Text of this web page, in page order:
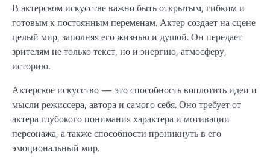
В актерском искусстве важно быть открытым, гибким и
готовым к постоянным переменам. Актер создает на сцене
целый мир, заполняя его жизнью и душой. Он передает
зрителям не только текст, но и энергию, атмосферу,
историю.
Актерское искусство — это способность воплотить идеи и
мысли режиссера, автора и самого себя. Оно требует от
актера глубокого понимания характера и мотивации
персонажа, а также способности проникнуть в его
эмоциональный мир.